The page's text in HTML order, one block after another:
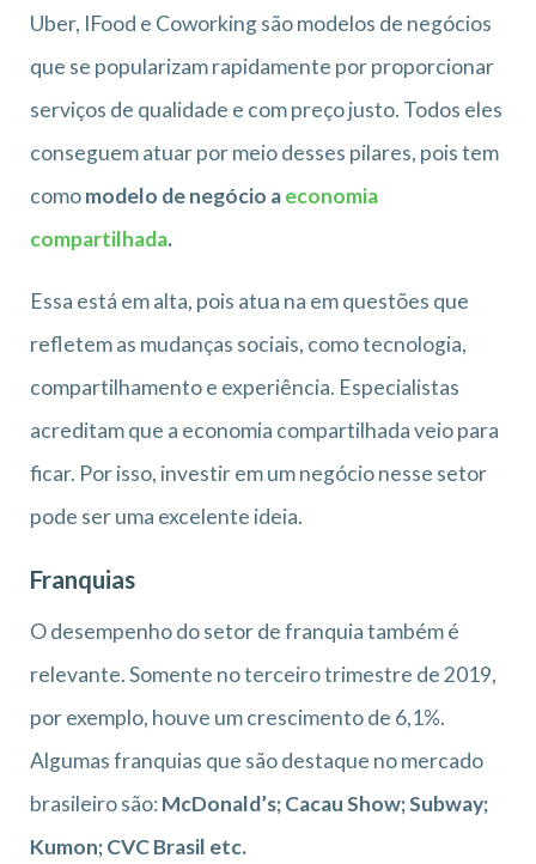
Uber, IFood e Coworking são modelos de negócios
que se popularizam rapidamente por proporcionar
serviços de qualidade e com preço justo. Todos eles
conseguem atuar por meio desses pilares, pois tem
comomodelo de negócio aeconomia
compartilhada.
Essa está em alta, pois atua na em questões que
refletem as mudanças sociais, como tecnologia,
compartilhamento e experiência. Especialistas
acreditam que a economia compartilhada veio para
ficar. Por isso, investir em um negócio nesse setor
pode ser uma excelente ideia.
Franquias
O desempenho do setor de franquia também é
relevante. Somente no terceiro trimestre de 2019,
por exemplo, houve um crescimento de 6,1%.
Algumas franquias que são destaque no mercado
brasileiro são:McDonald’s; Cacau Show; Subway;
Kumon; CVC Brasil etc.